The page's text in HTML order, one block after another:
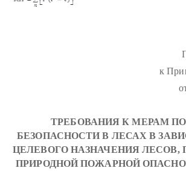
к
ТРЕБОВАНИЯ К МЕРАМ
БЕЗОПАСНОСТИ В ЛЕСАХ В
ЦЕЛЕВОГО НАЗНАЧЕНИЯ ЛЕСОВ,
ПРИРОДНОЙ ПОЖАРНОЙ